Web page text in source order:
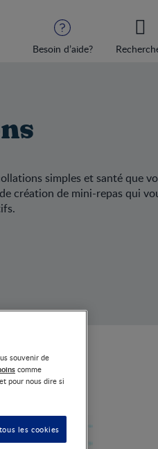
Besoin d’aide?
simples et santé que
création de mini-repas qui
de votre
pour votre
souvenir de
comme
pour nous dire si
les cookies